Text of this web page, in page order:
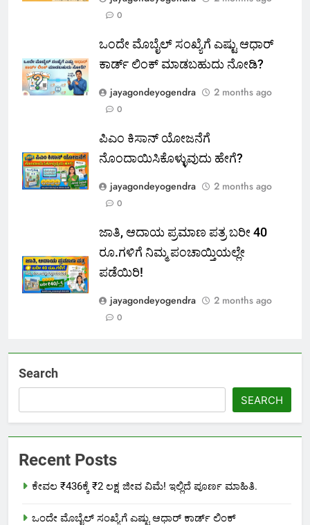
0
ಒಂದೇ ಮೊಬೈಲ್ ಸಂಖ್ಯೆಗೆ ಎಷ್ಟು ಆಧಾರ್
ಕಾರ್ಡ್ ಲಿಂಕ್ ಮಾಡಬಹುದು ನೋಡಿ?
jayagondeyogendra
2 months ago
0
ಪಿಎಂ ಕಿಸಾನ್ ಯೋಜನೆಗೆ
ನೊಂದಾಯಿಸಿಕೊಳ್ಳುವುದು ಹೇಗೆ?
jayagondeyogendra
2 months ago
0
ಜಾತಿ, ಆದಾಯ ಪ್ರಮಾಣ ಪತ್ರ ಬರೀ 40
ರೂ.ಗಳಿಗೆ ನಿಮ್ಮ ಪಂಚಾಯ್ತಿಯಲ್ಲೇ
ಪಡೆಯಿರಿ!
jayagondeyogendra
2 months ago
0
Search
SEARCH
Recent Posts
ಕೇವಲ ₹436ಕ್ಕೆ ₹2 ಲಕ್ಷ ಜೀವ ವಿಮೆ! ಇಲ್ಲಿದೆ ಪೂರ್ಣ ಮಾಹಿತಿ.
ಒಂದೇ ಮೊಬೈಲ್ ಸಂಖ್ಯೆಗೆ ಎಷ್ಟು ಆಧಾರ್ ಕಾರ್ಡ್ ಲಿಂಕ್